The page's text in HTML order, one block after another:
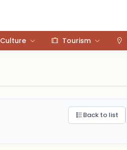
Culture Tourism
Back to list